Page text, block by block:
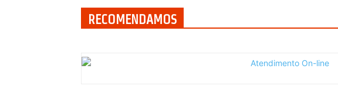
RECOMENDAMOS